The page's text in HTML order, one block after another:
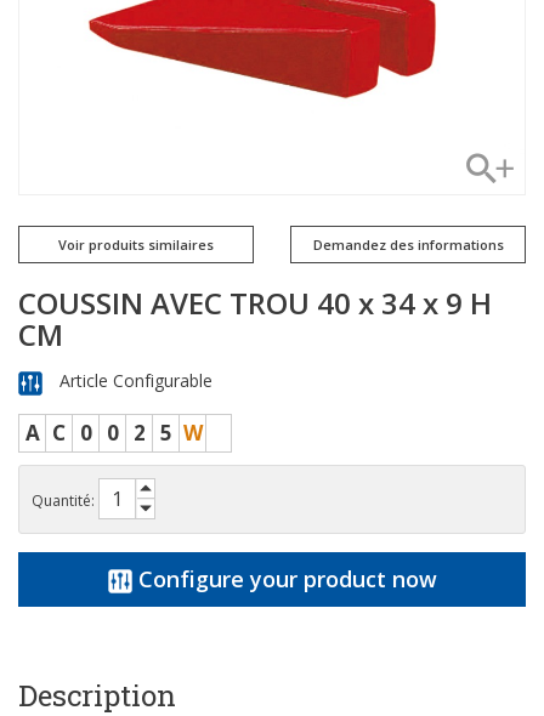
Voir produits similaires Demandez des informations
COUSSIN AVEC TROU 40 x 34 x 9 H
CM
Article Configurable
A C 0 0 2 5 W
Quantité:
Configure your product now
Description